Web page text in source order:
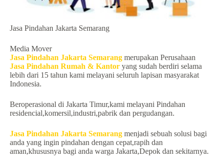
Jasa Pindahan Jakarta Semarang
Media Mover
Jasa Pindahan Jakarta Semarang merupakan Perusahaan
Jasa Pindahan Rumah & Kantor yang sudah berdiri selama
lebih dari 15 tahun kami melayani seluruh lapisan masyarakat
Indonesia.
Beroperasional di Jakarta Timur,kami melayani Pindahan
residencial,komersil,industri,pabrik dan pergudangan.
Jasa Pindahan Jakarta Semarang menjadi sebuah solusi bagi
anda yang ingin pindahan dengan cepat,rapih dan
aman,khususnya bagi anda warga Jakarta,Depok dan sekitarnya.